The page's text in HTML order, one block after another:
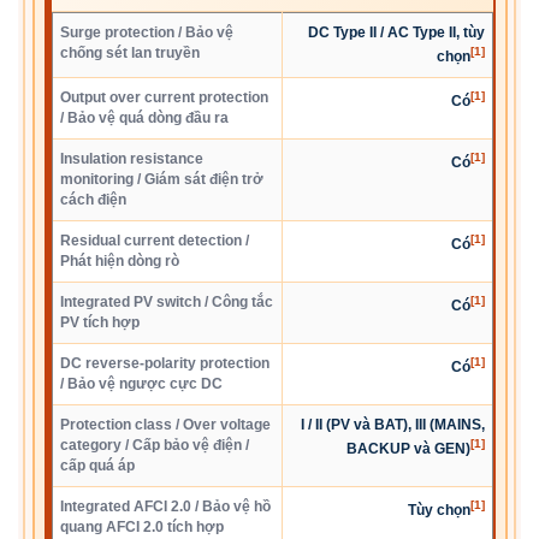
Surge protection / Bảo vệ
chống sét lan truyền
DC Type II / AC Type II, tùy
chọn[1]
Output over current protection
/ Bảo vệ quá dòng đầu ra
Có[1]
Insulation resistance
monitoring / Giám sát điện trở
cách điện
Có[1]
Residual current detection /
Phát hiện dòng rò
Có[1]
Integrated PV switch / Công tắc
PV tích hợp
Có[1]
DC reverse-polarity protection
/ Bảo vệ ngược cực DC
Có[1]
Protection class / Over voltage
category / Cấp bảo vệ điện /
cấp quá áp
I / II (PV và BAT), III (MAINS,
BACKUP và GEN)[1]
Integrated AFCI 2.0 / Bảo vệ hồ
quang AFCI 2.0 tích hợp
Tùy chọn[1]